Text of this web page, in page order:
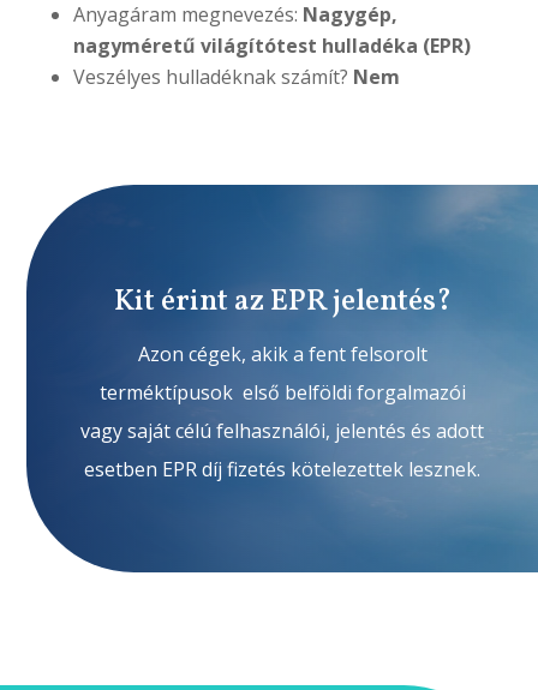
Anyagáram megnevezés: Nagygép,
nagyméretű világítótest hulladéka (EPR)
Veszélyes hulladéknak számít? Nem
Kit érint az EPR jelentés?
Azon cégek, akik a fent felsorolt
terméktípusok első belföldi forgalmazói
vagy saját célú felhasználói, jelentés és adott
esetben EPR díj fizetés kötelezettek lesznek.